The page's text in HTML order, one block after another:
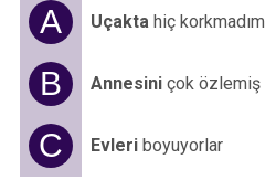
A Uçakta hiç korkmadım
B Annesini çok özlemiş
C Evleri boyuyorlar